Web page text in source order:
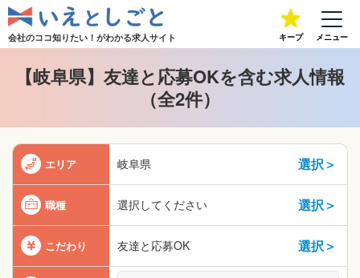
会社のココ知りたい！がわかる求人サイト キープ メニュー
【岐阜県】友達と応募OKを含む求人情報
（全2件）
エリア 岐阜県 選択＞
職種 選択してください 選択＞
こだわり 友達と応募OK 選択＞